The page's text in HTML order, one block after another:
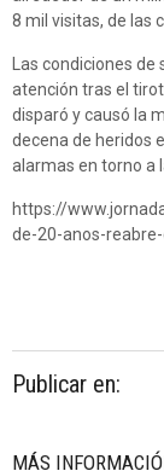
8 mil visitas, de las
Las condiciones
atención tras el
disparó y causó la
decena de heridos
alarmas en torno a
https://
de-20-anos-
Publicar en:
MÁS